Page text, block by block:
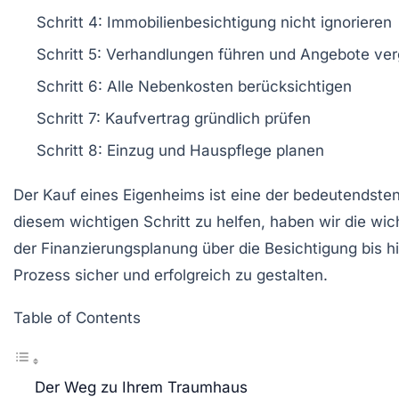
Schritt 4: Immobilienbesichtigung nicht ignorieren
Schritt 5: Verhandlungen führen und Angebote
Schritt 6: Alle Nebenkosten berücksichtigen
Schritt 7: Kaufvertrag gründlich prüfen
Schritt 8: Einzug und Hauspflege planen
Der Kauf eines Eigenheims ist eine der
diesem wichtigen Schritt zu helfen, haben wir die
der Finanzierungsplanung über die Besichtigung bis
Prozess sicher und erfolgreich zu gestalten.
Table of Contents
Der Weg zu Ihrem Traumhaus